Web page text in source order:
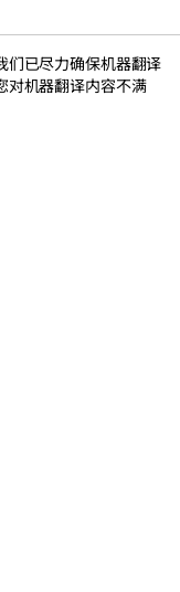
们已尽力确保机器翻译
对机器翻译内容不满